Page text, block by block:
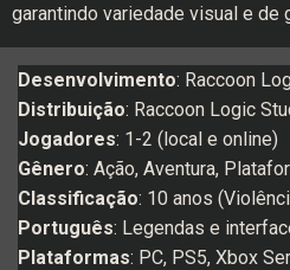
garantindo variedade visual e de
Desenvolvimento: Raccoon
Distribuição: Raccoon Logic
Jogadores: 1-2 (local e online)
Gênero: Ação, Aventura,
Classificação: 10 anos
Português: Legendas e
Plataformas: PC, PS5, Xbox